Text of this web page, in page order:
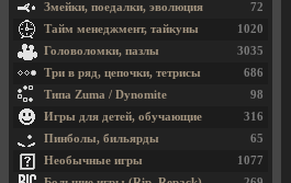
72
Змейки, поедалки, эволюция
1020
Тайм менеджмент, тайкуны
3035
Головоломки, пазлы
686
Три в ряд, цепочки, тетрисы
98
Типа Zuma / Dynomite
316
Игры для детей, обучающие
65
Пинболы, бильярды
1077
Необычные игры